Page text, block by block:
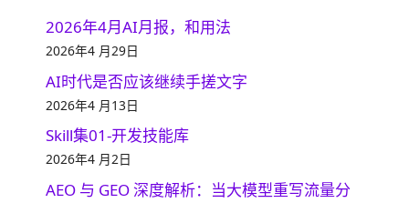
2026年4月AI月报，和用法
2026年4 月29日
AI时代是否应该继续手搓文字
2026年4 月13日
Skill集01-开发技能库
2026年4 月2日
AEO 与 GEO 深度解析：当大模型重写流量分